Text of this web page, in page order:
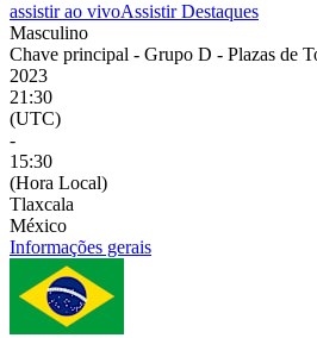
assistir ao vivoAssistir Destaques
Masculino
Chave principal - Grupo D - Plazas de
2023
21:30
(UTC)
-
15:30
(Hora Local)
Tlaxcala
México
Informações gerais